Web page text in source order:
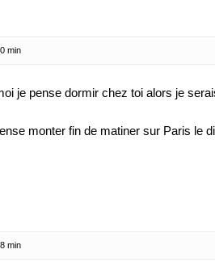
min
je pense dormir chez toi alors je
monter fin de matiner sur Paris le
min